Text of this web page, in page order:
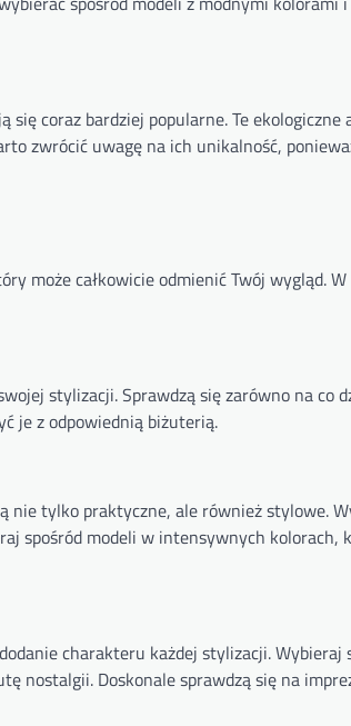
coraz bardziej popularne. Te ekologiczne
zwrócić uwagę na ich unikalność,
może całkowicie odmienić Twój wygląd.
stylizacji. Sprawdzą się zarówno na co
je z odpowiednią biżuterią.
nie tylko praktyczne, ale również stylowe.
spośród modeli w intensywnych kolorach,
charakteru każdej stylizacji. Wybieraj
nostalgii. Doskonale sprawdzą się na